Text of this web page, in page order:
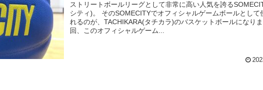
ストリートボールリーグとして非常に高い人気を誇る
シティ)。 そのSOMECITYでオフィシャルゲームボールとして
れるのが、TACHIKARA(タチカラ)のバスケットボールになり
回、このオフィシャルゲーム...